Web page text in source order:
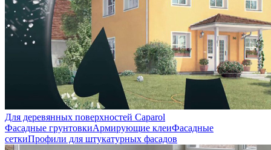
Для деревянных поверхностей Caparol
Фасадные грунтовкиАрмирующие клеиФасадные
сеткиПрофили для штукатурных фасадов